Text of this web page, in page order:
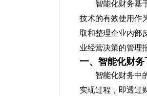
智能化财务基
技术的有效使用作
取和整理企业内部
业经营决策的管理
一、智能化财
智能化财务中
实现过程，即透过